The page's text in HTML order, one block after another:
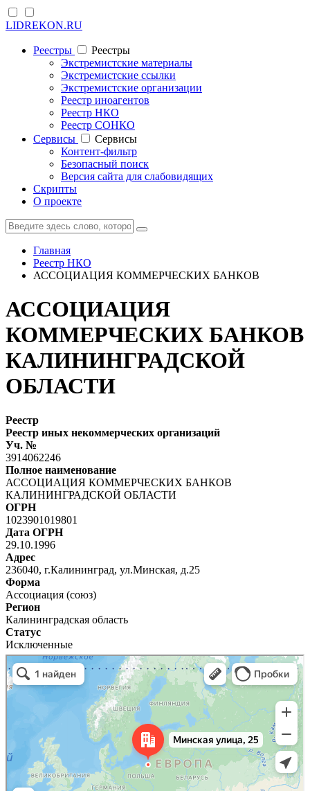
LIDREKON.RU
Реестры
Реестры
Экстремистские материалы
Экстремистские ссылки
Экстремистские организации
Реестр иноагентов
Реестр НКО
Реестр СОНКО
Cервисы
Cервисы
Контент-фильтр
Безопасный поиск
Версия сайта для слабовидящих
Скрипты
О проекте
Главная
Реестр НКО
АССОЦИАЦИЯ КОММЕРЧЕСКИХ БАНКОВ
АССОЦИАЦИЯ
КОММЕРЧЕСКИХ БАНКОВ
КАЛИНИНГРАДСКОЙ
ОБЛАСТИ
Реестр
Реестр иных некоммерческих организаций
Уч. №
3914062246
Полное наименование
АССОЦИАЦИЯ КОММЕРЧЕСКИХ БАНКОВ
КАЛИНИНГРАДСКОЙ ОБЛАСТИ
ОГРН
1023901019801
Дата ОГРН
29.10.1996
Адрес
236040, г.Калининград, ул.Минская, д.25
Форма
Ассоциация (союз)
Регион
Калининградская область
Статус
Исключенные